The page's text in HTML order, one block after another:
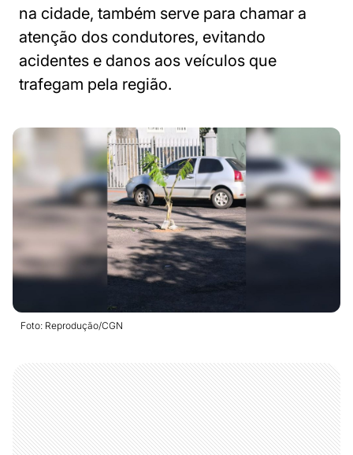
na cidade, também serve para chamar a
atenção dos condutores, evitando
acidentes e danos aos veículos que
trafegam pela região.
Foto: Reprodução/CGN